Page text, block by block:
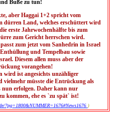
Buße zu tun!
aber Haggai 1+2 spricht vom
dürren Land, welches erschüttert wird
erste Jahrwochenhälfte bis zum
zum Gericht herrschen wird.
zum jetzt vom Sanhedrin in Israel
und Tempelbau sowie
Diesem allen muss aber der
vorangehen!
wird ist angesichts unzähliger
vielmehr müsste die Entrückung als
nun erfolgen. Daher kann nur
kommen, ehe es `zu spät` ist!
?pg=1800&NUMMER=1676#News1676 )